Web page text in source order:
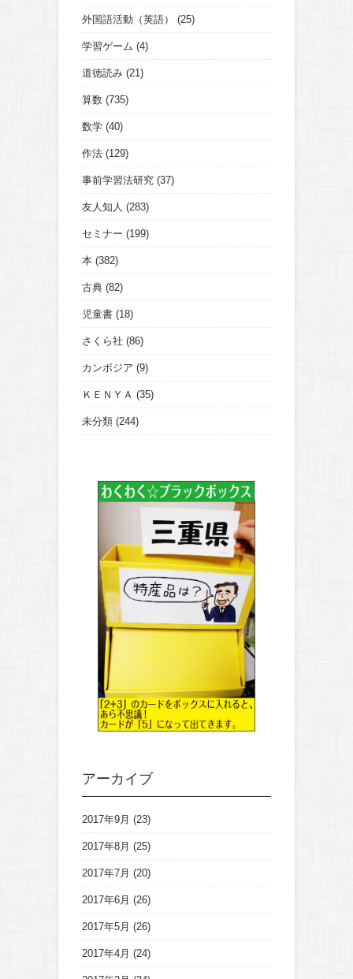
外国語活動（英語） (25)
学習ゲーム (4)
道徳読み (21)
算数 (735)
数学 (40)
作法 (129)
事前学習法研究 (37)
友人知人 (283)
セミナー (199)
本 (382)
古典 (82)
児童書 (18)
さくら社 (86)
カンボジア (9)
ＫＥＮＹＡ (35)
未分類 (244)
アーカイブ
2017年9月 (23)
2017年8月 (25)
2017年7月 (20)
2017年6月 (26)
2017年5月 (26)
2017年4月 (24)